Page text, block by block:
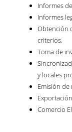
Informes
Informes
Obtención
criterios.
Toma de
y locales
Emisión de
Comercio